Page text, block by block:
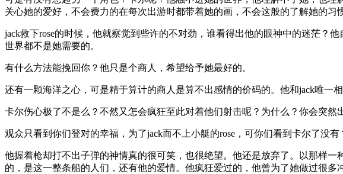
关心她的爱好，不会费力的在每次出游时都带着她的画，不会这般的了解她的
jack救下rose的时候，他就察觉到些许的不对劲，谁看得出他的眼神中的迷茫？
世界都不是她需要的。
有什么方法能挽回你？他只是个商人，希望给予她最好的。
还有一颗海洋之心，可是精于算计的商人是算不出感情的价码的。他和jack唯一
卡尔伤心极了不是么？不然又怎会疯狂至此对着他们射击呢？为什么？你会突
观众只看到你们登对的幸福，为了jack而不上小艇的rose ，可你们看到卡尔了没有
他握着枪却打不出子弹的神情真的很可笑，也很绝望。他还是放弃了。以那样
的，是这一整条船的人们，还有他的爱情。他疯狂爱过的，他曾为了她做过很